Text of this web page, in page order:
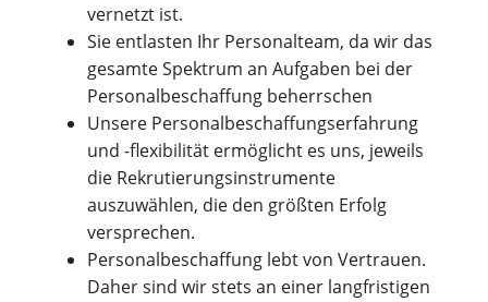
vernetzt ist.
Sie entlasten Ihr Personalteam, da wir das
gesamte Spektrum an Aufgaben bei der
Personalbeschaffung beherrschen
Unsere Personalbeschaffungserfahrung
und -flexibilität ermöglicht es uns, jeweils
die Rekrutierungsinstrumente
auszuwählen, die den größten Erfolg
versprechen.
Personalbeschaffung lebt von Vertrauen.
Daher sind wir stets an einer langfristigen